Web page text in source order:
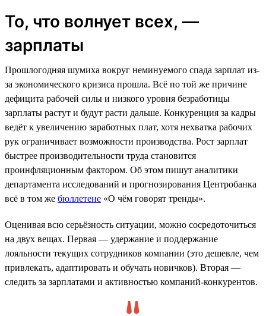
То, что волнует всех, —
зарплаты
Прошлогодняя шумиха вокруг неминуемого спада зарплат из-
за экономического кризиса прошла. Всё по той же причине
дефицита рабочей силы и низкого уровня безработицы
зарплаты растут и будут расти дальше. Конкуренция за кадры
ведёт к увеличению заработных плат, хотя нехватка рабочих
рук ограничивает возможности производства. Рост зарплат
быстрее производительности труда становится
проинфляционным фактором. Об этом пишут аналитики
департамента исследований и прогнозирования Центробанка
всё в том же бюллетене «О чём говорят тренды».
Оценивая всю серьёзность ситуации, можно сосредоточиться
на двух вещах. Первая — удержание и поддержание
лояльности текущих сотрудников компании (это дешевле, чем
привлекать, адаптировать и обучать новичков). Вторая —
следить за зарплатами и активностью компаний-конкурентов.